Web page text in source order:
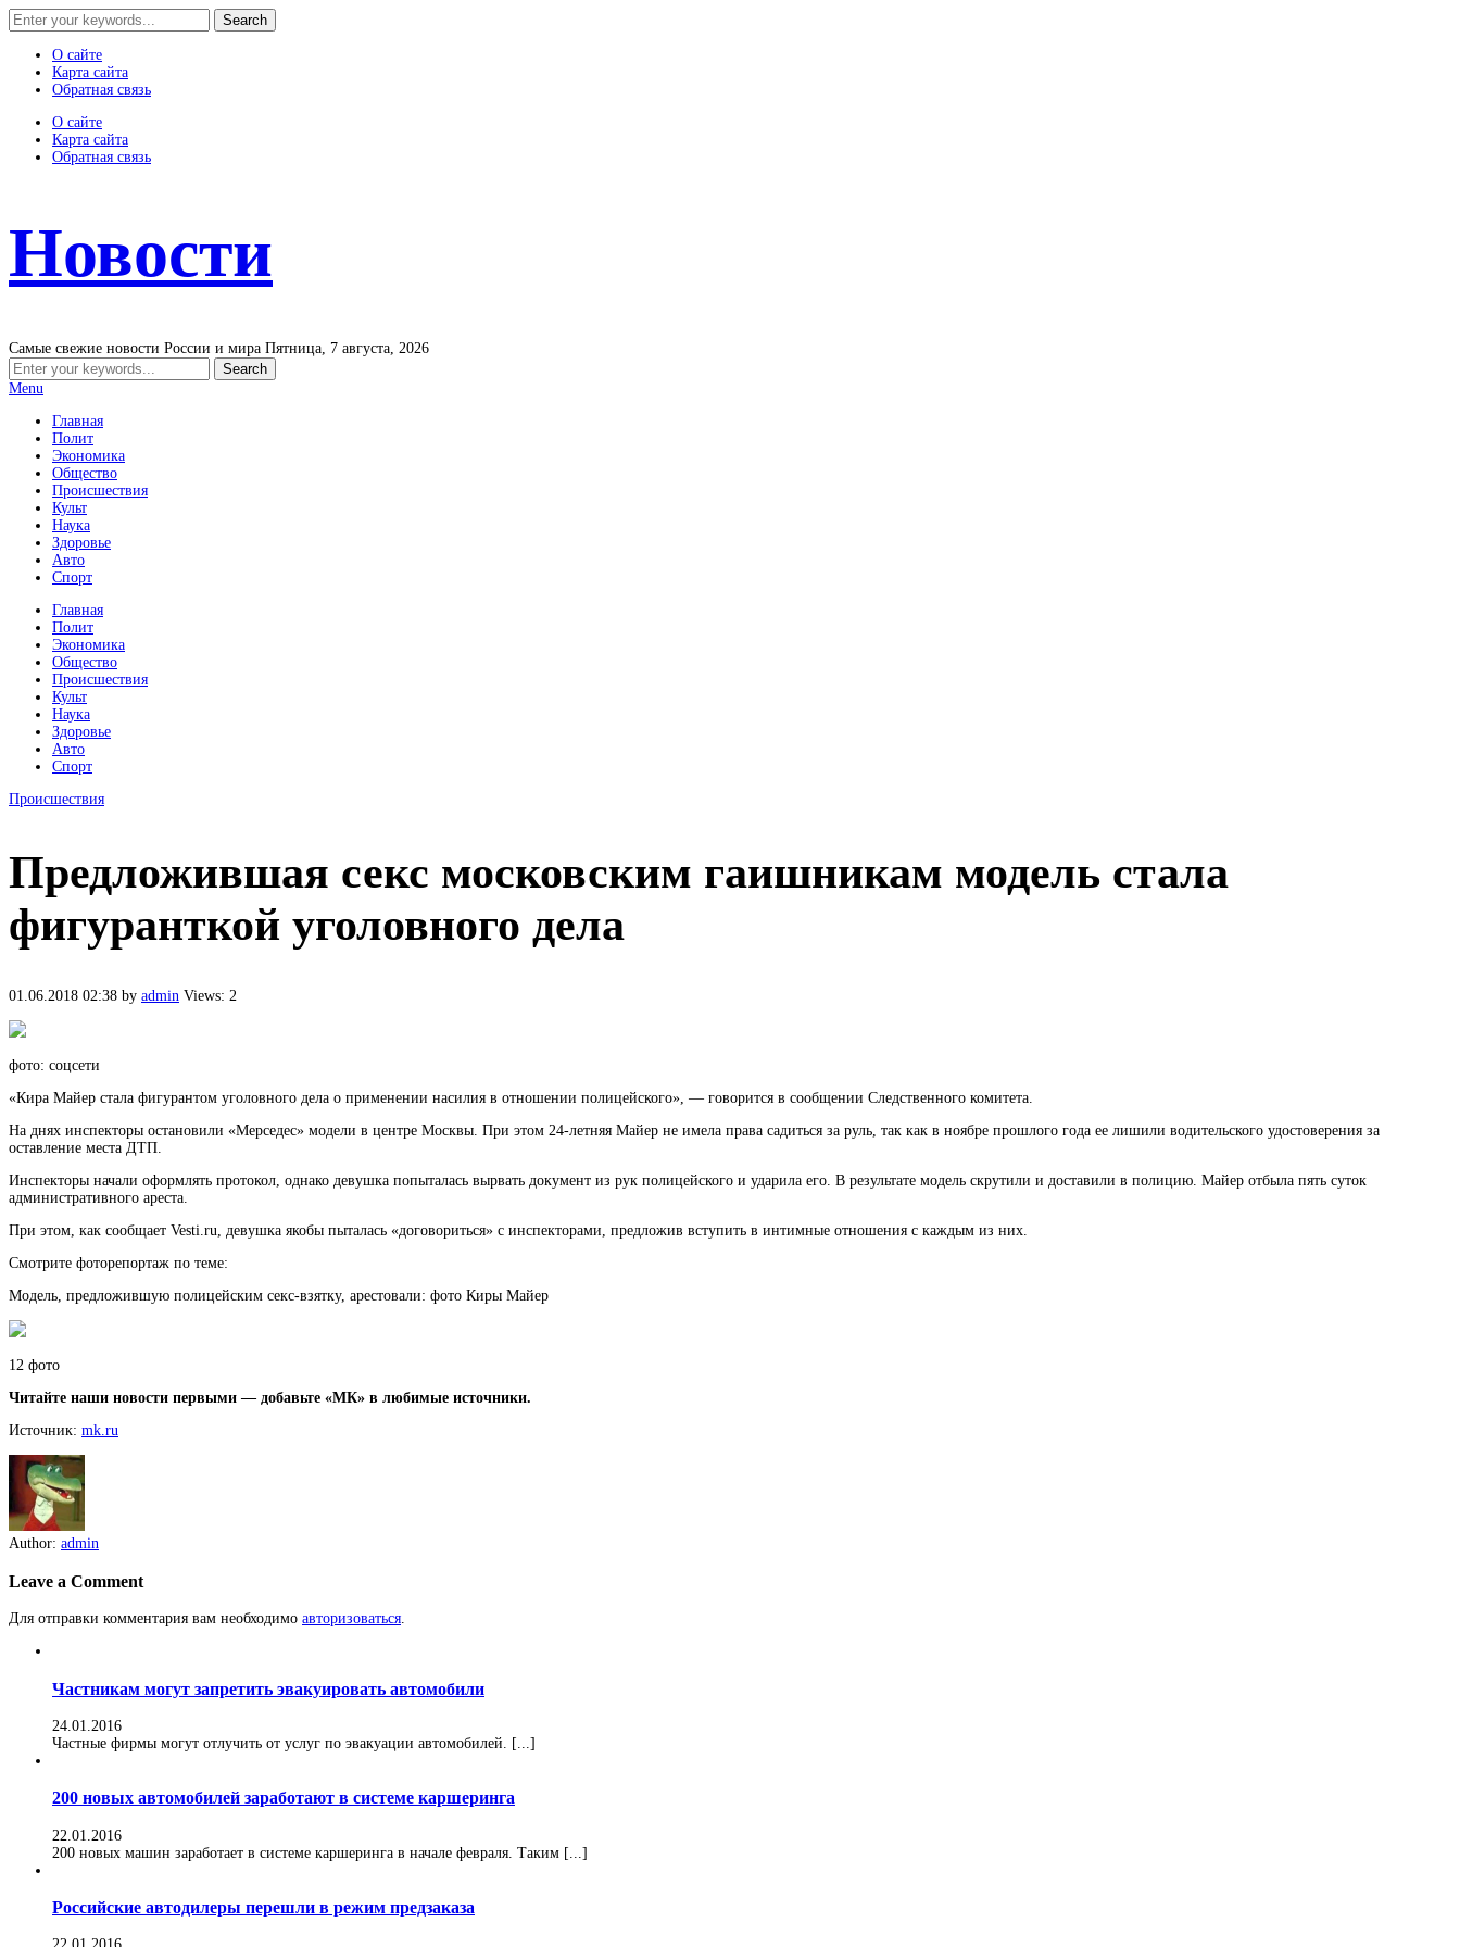
О сайте
Карта сайта
Обратная связь
О сайте
Карта сайта
Обратная связь
Новости
Самые свежие новости России и мира Пятница, 7 августа, 2026
Menu
Главная
Полит
Экономика
Общество
Происшествия
Культ
Наука
Здоровье
Авто
Спорт
Главная
Полит
Экономика
Общество
Происшествия
Культ
Наука
Здоровье
Авто
Спорт
Происшествия
Предложившая секс московским гаишникам модель стала
фигуранткой уголовного дела
01.06.2018 02:38 by admin Views: 2
фото: соцсети
«Кира Майер стала фигурантом уголовного дела о применении насилия в отношении полицейского», — говорится в сообщении Следственного комитета.
На днях инспекторы остановили «Мерседес» модели в центре Москвы. При этом 24-летняя Майер не имела права садиться за руль, так как в ноябре прошлого года ее лишили водительского удостоверения за
оставление места ДТП.
Инспекторы начали оформлять протокол, однако девушка попыталась вырвать документ из рук полицейского и ударила его. В результате модель скрутили и доставили в полицию. Майер отбыла пять суток
административного ареста.
При этом, как сообщает Vesti.ru, девушка якобы пыталась «договориться» с инспекторами, предложив вступить в интимные отношения с каждым из них.
Смотрите фоторепортаж по теме:
Модель, предложившую полицейским секс-взятку, арестовали: фото Киры Майер
12 фото
Читайте наши новости первыми — добавьте «МК» в любимые источники.
Источник: mk.ru
Author: admin
Leave a Comment
Для отправки комментария вам необходимо авторизоваться.
Частникам могут запретить эвакуировать автомобили
24.01.2016
Частные фирмы могут отлучить от услуг по эвакуации автомобилей. [...]
200 новых автомобилей заработают в системе каршеринга
22.01.2016
200 новых машин заработает в системе каршеринга в начале февраля. Таким [...]
Российские автодилеры перешли в режим предзаказа